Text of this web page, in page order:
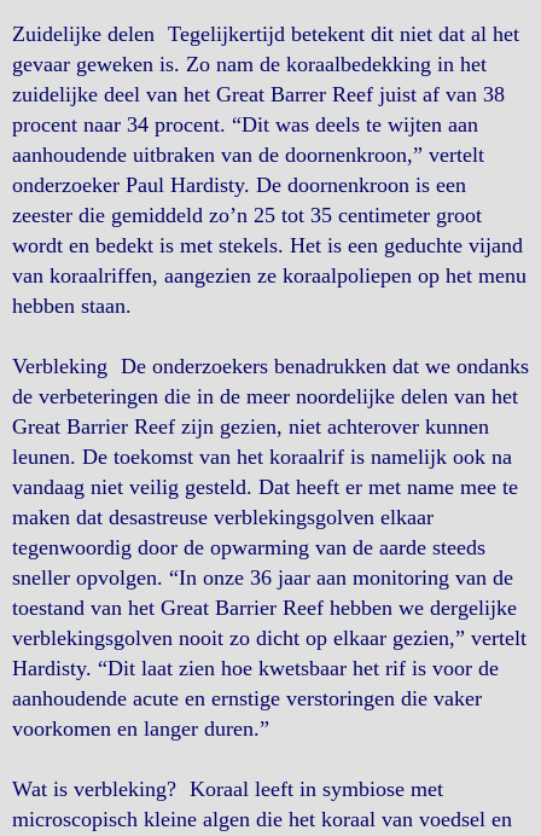
Zuidelijke delen Tegelijkertijd betekent dit niet dat al het
gevaar geweken is. Zo nam de koraalbedekking in het
zuidelijke deel van het Great Barrer Reef juist af van 38
procent naar 34 procent. “Dit was deels te wijten aan
aanhoudende uitbraken van de doornenkroon,” vertelt
onderzoeker Paul Hardisty. De doornenkroon is een
zeester die gemiddeld zo’n 25 tot 35 centimeter groot
wordt en bedekt is met stekels. Het is een geduchte vijand
van koraalriffen, aangezien ze koraalpoliepen op het menu
hebben staan.
Verbleking De onderzoekers benadrukken dat we ondanks
de verbeteringen die in de meer noordelijke delen van het
Great Barrier Reef zijn gezien, niet achterover kunnen
leunen. De toekomst van het koraalrif is namelijk ook na
vandaag niet veilig gesteld. Dat heeft er met name mee te
maken dat desastreuse verblekingsgolven elkaar
tegenwoordig door de opwarming van de aarde steeds
sneller opvolgen. “In onze 36 jaar aan monitoring van de
toestand van het Great Barrier Reef hebben we dergelijke
verblekingsgolven nooit zo dicht op elkaar gezien,” vertelt
Hardisty. “Dit laat zien hoe kwetsbaar het rif is voor de
aanhoudende acute en ernstige verstoringen die vaker
voorkomen en langer duren.”
Wat is verbleking? Koraal leeft in symbiose met
microscopisch kleine algen die het koraal van voedsel en